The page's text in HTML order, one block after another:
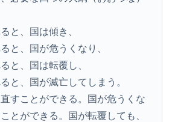
と、国は傾き、
と、国が危うくなり、
と、国は転覆し、
と、国が滅亡してしまう。
すことができる。国が危うくな
とができる。国が転覆しても、